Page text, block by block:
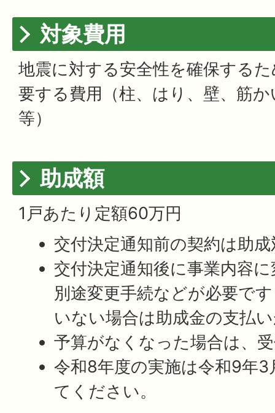
対象費用
地震に対する安全性を確保する
要する費用（柱、はり、壁、筋
等）
助成額
1戸あたり定額60万円
交付決定通知前の契約は助
交付決定通知後に事業内容
別途変更手続などが必要で
いない場合は助成金の支払
予算がなくなった場合は、
令和8年度の実施は令和9年
てください。